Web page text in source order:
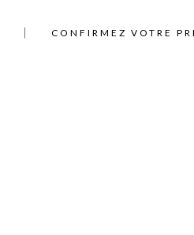
CONFIRMEZ VOTRE